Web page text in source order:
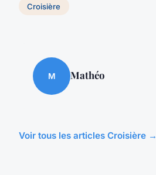
Croisière
M Mathéo
Voir tous les articles Croisière →